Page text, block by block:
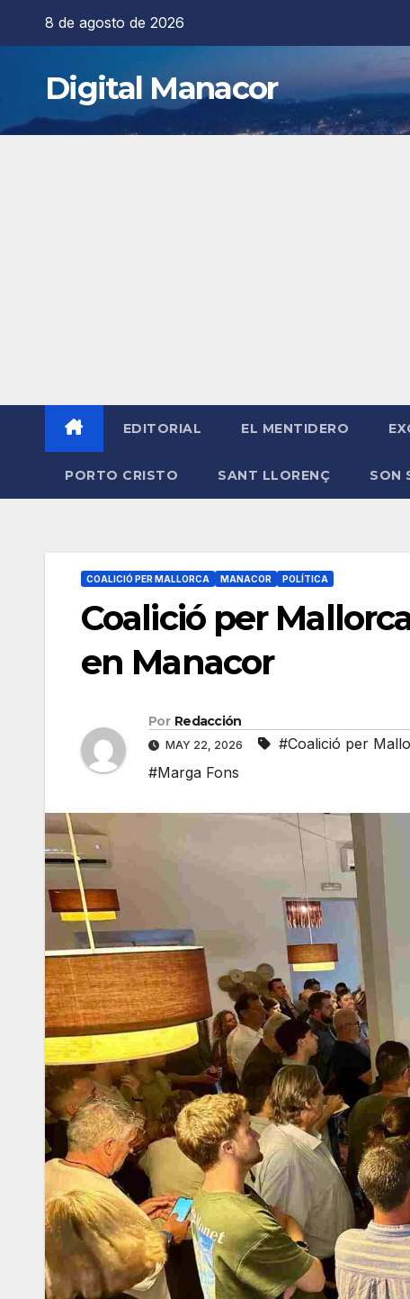
8 de agosto de 2026
Digital Manacor
EDITORIAL EL MENTIDERO
PORTO CRISTO SANT LLORENÇ SON
COALICIÓ PER MALLORCA MANACOR POLÍTICA
Coalició per
en Manacor
Por Redacción
MAY 22, 2026 #Coalició per
#Marga Fons